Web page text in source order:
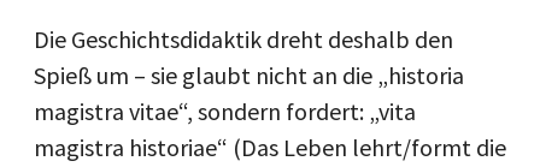
Die Geschichtsdidaktik dreht deshalb den
Spieß um – sie glaubt nicht an die „historia
magistra vitae“, sondern fordert: „vita
magistra historiae“ (Das Leben lehrt/formt die